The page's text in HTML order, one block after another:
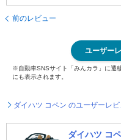
前のレビュー
ユーザー
※自動車SNSサイト「みんカラ」に遷
にも表示されます。
ダイハツ コペン のユーザーレ
ダイハツ コ